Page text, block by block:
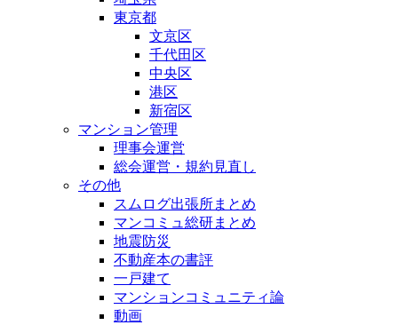
東京都
文京区
千代田区
中央区
港区
新宿区
マンション管理
理事会運営
総会運営・規約見直し
その他
スムログ出張所まとめ
マンコミュ総研まとめ
地震防災
不動産本の書評
一戸建て
マンションコミュニティ論
動画